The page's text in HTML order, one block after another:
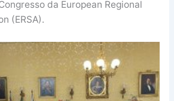
da European Regional
(ERSA).